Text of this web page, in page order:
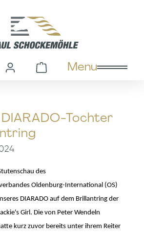
Menu
have 0 wishlist items
Shopping cart
Tochter
des
Oldenburg-International (OS)
DIARADO auf dem Brillantring der
Girl. Die von Peter Wendeln
kurz zuvor bereits unter ihrem Reiter